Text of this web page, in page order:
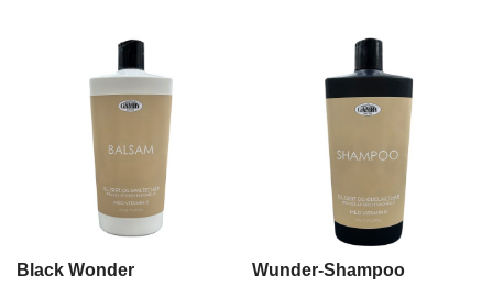
Black Wonder
Wunder-Shampoo